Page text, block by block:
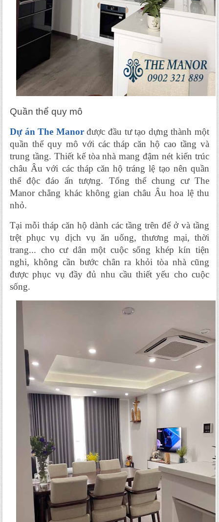
Quần thể quy mô
Dự án The Manor được đầu tư tạo dựng thành một
quần thể quy mô với các tháp căn hộ cao tầng và
trung tầng. Thiết kế tòa nhà mang đậm nét kiến trúc
châu Âu với các tháp căn hộ tráng lệ tạo nên quần
thể độc đáo ấn tượng. Tổng thể chung cư The
Manor chẳng khác không gian châu Âu hoa lệ thu
nhỏ.
Tại mỗi tháp căn hộ dành các tầng trên để ở và tầng
trệt phục vụ dịch vụ ăn uống, thương mại, thời
trang... cho cư dân một cuộc sống khép kín tiện
nghi, không cần bước chân ra khỏi tòa nhà cũng
được phục vụ đầy đủ nhu cầu thiết yếu cho cuộc
sống.